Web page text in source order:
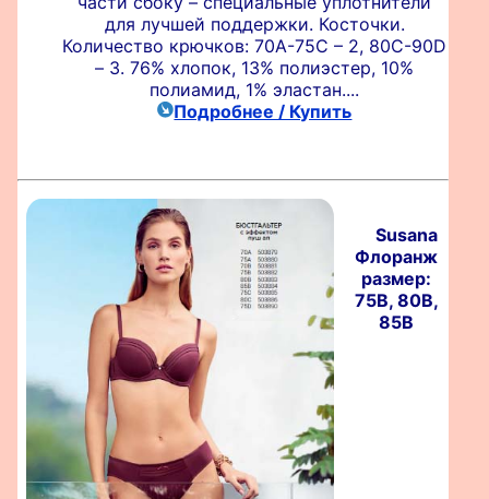
для лучшей поддержки. Косточки.
Количество крючков: 70А-75С – 2, 80С-90D
– 3. 76% хлопок, 13% полиэстер, 10%
полиамид, 1% эластан....
Подробнее / Купить
Susana
Флоранж
размер:
75B, 80B,
85B